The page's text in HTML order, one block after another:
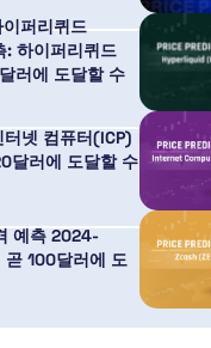
퍼리퀴드
: 하이퍼리퀴드
러에 도달할 수
넷 컴퓨터(ICP)
달러에 도달할 수
예측 2024-
100달러에 도